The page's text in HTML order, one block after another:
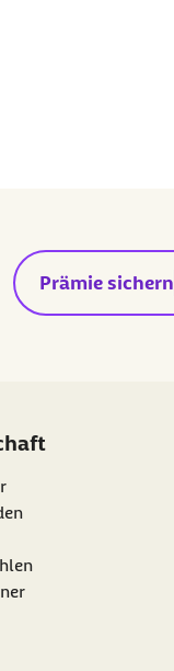
Sterne
4 Sterne5 Sterne
externer Link:
Prämie sichern